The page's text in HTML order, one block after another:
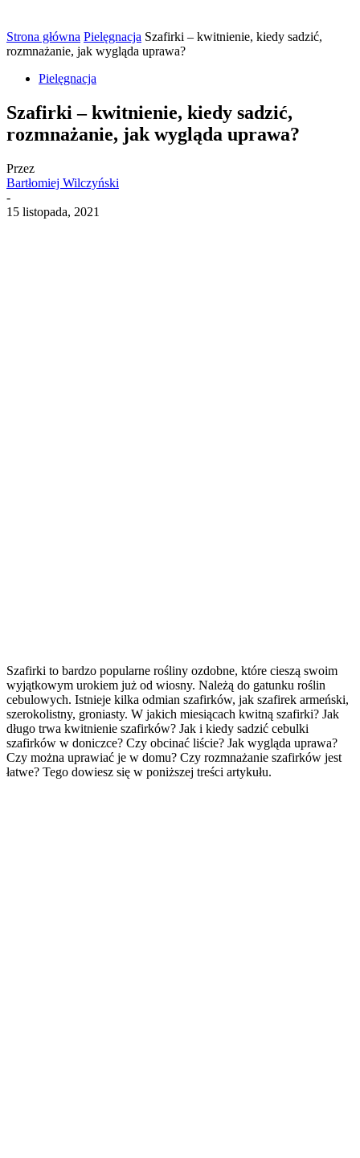
Strona główna Pielęgnacja Szafirki – kwitnienie, kiedy sadzić,
rozmnażanie, jak wygląda uprawa?
Pielęgnacja
Szafirki – kwitnienie, kiedy sadzić,
rozmnażanie, jak wygląda uprawa?
Przez
Bartłomiej Wilczyński
-
15 listopada, 2021
Szafirki to bardzo popularne rośliny ozdobne, które cieszą swoim
wyjątkowym urokiem już od wiosny. Należą do gatunku roślin
cebulowych. Istnieje kilka odmian szafirków, jak szafirek armeński,
szerokolistny, groniasty. W jakich miesiącach kwitną szafirki? Jak
długo trwa kwitnienie szafirków? Jak i kiedy sadzić cebulki
szafirków w doniczce? Czy obcinać liście? Jak wygląda uprawa?
Czy można uprawiać je w domu? Czy rozmnażanie szafirków jest
łatwe? Tego dowiesz się w poniższej treści artykułu.